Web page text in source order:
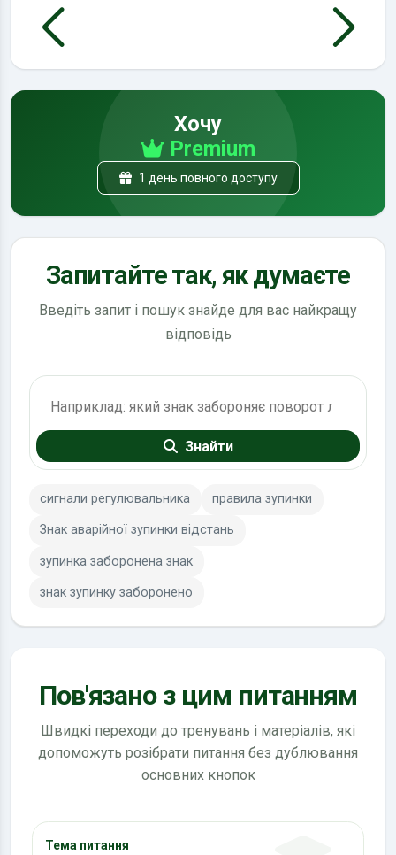
Хочу
Premium
1 день повного доступу
Запитайте так, як думаєте
Введіть запит і пошук знайде для вас найкращу
відповідь
Знайти
сигнали регулювальника правила зупинки
Знак аварійної зупинки відстань
зупинка заборонена знак
знак зупинку заборонено
Пов'язано з цим питанням
Швидкі переходи до тренувань і матеріалів, які
допоможуть розібрати питання без дублювання
основних кнопок
Тема питання